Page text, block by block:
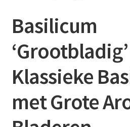
Basilicum
Klassieke
met Grote